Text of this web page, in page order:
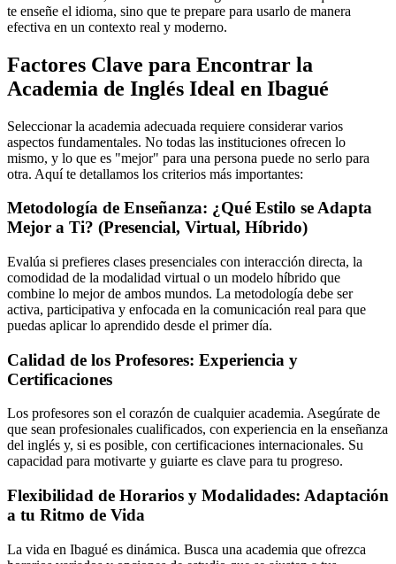
te enseñe el idioma, sino que te prepare para usarlo de manera
efectiva en un contexto real y moderno.
Factores Clave para Encontrar la
Academia de Inglés Ideal en Ibagué
Seleccionar la academia adecuada requiere considerar varios
aspectos fundamentales. No todas las instituciones ofrecen lo
mismo, y lo que es "mejor" para una persona puede no serlo para
otra. Aquí te detallamos los criterios más importantes:
Metodología de Enseñanza: ¿Qué Estilo se Adapta
Mejor a Ti? (Presencial, Virtual, Híbrido)
Evalúa si prefieres clases presenciales con interacción directa, la
comodidad de la modalidad virtual o un modelo híbrido que
combine lo mejor de ambos mundos. La metodología debe ser
activa, participativa y enfocada en la comunicación real para que
puedas aplicar lo aprendido desde el primer día.
Calidad de los Profesores: Experiencia y
Certificaciones
Los profesores son el corazón de cualquier academia. Asegúrate de
que sean profesionales cualificados, con experiencia en la enseñanza
del inglés y, si es posible, con certificaciones internacionales. Su
capacidad para motivarte y guiarte es clave para tu progreso.
Flexibilidad de Horarios y Modalidades: Adaptación
a tu Ritmo de Vida
La vida en Ibagué es dinámica. Busca una academia que ofrezca